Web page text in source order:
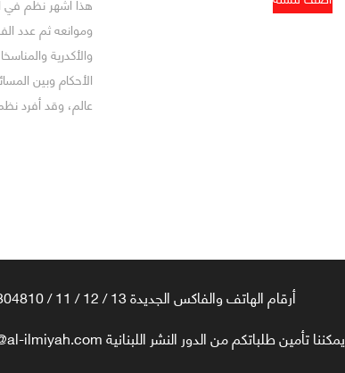
وموانعه ثم عدد
والأكدرية
الأحكام وبين
عالم، وقد أفرد
أرقام الهاتف والفاكس الجديدة 13 / 12 / 11 / 804810 - 5 - 00961
يمكننا تأمين طلباتكم من الدور النشر اللبنانية sales@al-ilmiyah.com خدمتكم تسعدنا